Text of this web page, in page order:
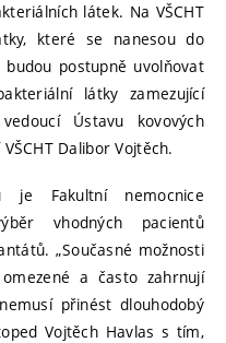
látek. Na VŠCHT
které se nanesou do
postupně uvolňovat
látky zamezující
Ústavu kovových
Dalibor Vojtěch.
je Fakultní nemocnice
vhodných pacientů
„Současné možnosti
a často zahrnují
přinést dlouhodobý
Vojtěch Havlas s tím,